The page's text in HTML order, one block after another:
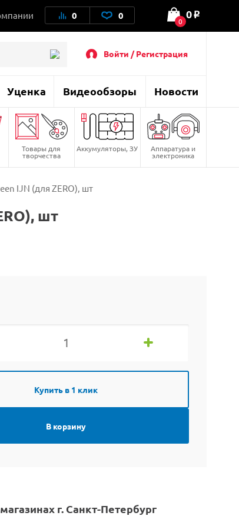
0 0 0
0 o
Войти / Регистрация
Уценка Видеообзоры Новости
Товары для
творчества
Аккумуляторы, ЗУ Аппаратура и
электроника
IJN (для ZERO), шт
шт
Купить в 1 клик
В корзину
г. Санкт-Петербург